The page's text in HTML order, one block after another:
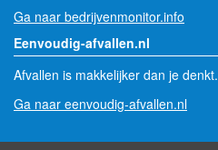
Ga naar bedrijvenmonitor.info
Eenvoudig-afvallen.nl
Afvallen is makkelijker dan je denkt.
Ga naar eenvoudig-afvallen.nl